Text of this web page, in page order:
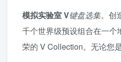
模拟实验室 V键盘选集。创
千个世界级预设组合在一
荣的 V Collection。无论您